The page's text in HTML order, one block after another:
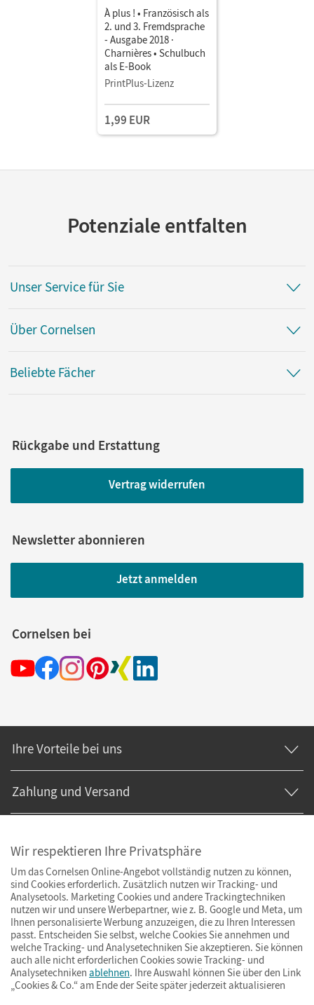
À plus ! • Französisch als
2. und 3. Fremdsprache
- Ausgabe 2018 ·
Charnières • Schulbuch
als E-Book
PrintPlus-Lizenz
1,99 EUR
Potenziale entfalten
Unser Service für Sie
Über Cornelsen
Beliebte Fächer
Rückgabe und Erstattung
Vertrag widerrufen
Newsletter abonnieren
Jetzt anmelden
Cornelsen bei
Ihre Vorteile bei uns
Zahlung und Versand
ImpressumAGBDatenschutzBarrierefreiheitCookies & Co.
Wir respektieren Ihre Privatsphäre
Um das Cornelsen Online-Angebot vollständig nutzen zu können,
sind Cookies erforderlich. Zusätzlich nutzen wir Tracking- und
Analysetools. Marketing Cookies und andere Trackingtechniken
nutzen wir und unsere Werbepartner, wie z. B. Google und Meta, um
Ihnen personalisierte Werbung anzuzeigen, die zu Ihren Interessen
passt. Entscheiden Sie selbst, welche Cookies Sie annehmen und
welche Tracking- und Analysetechniken Sie akzeptieren. Sie können
auch alle nicht erforderlichen Cookies sowie Tracking- und
Analysetechniken ablehnen. Ihre Auswahl können Sie über den Link
„Cookies & Co.“ am Ende der Seite später jederzeit aktualisieren